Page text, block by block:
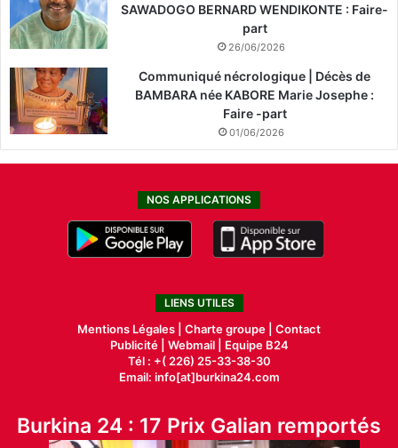
SAWADOGO BERNARD WENDIKONTE : Faire-
part
26/06/2026
Communiqué nécrologique | Décès de
BAMBARA née KABORE Marie Josephe :
Faire -part
01/06/2026
NOS APPLICATIONS
LIENS UTILES
Mentions Légales | Charte groupe | Contact
Publicité| Webmail |
Equipe B24
Tél : +( 226) 25-33-38-30
Email: info[at]burkina24.com
Burkina 24 : 17 Prix Galian remportés